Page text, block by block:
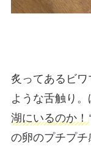
炙ってあるビ
ような舌触り
湖にいるのか！
の卵のプチプチ